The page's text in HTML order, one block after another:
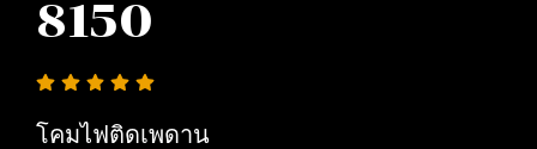
8150
โคมไฟติดเพดาน